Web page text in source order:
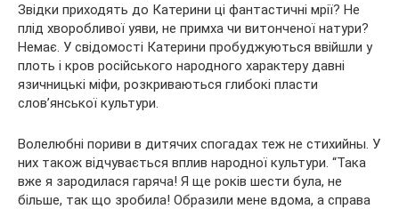
Звідки приходять до Катерини ці фантастичні мрії? Не
плід хворобливої уяви, не примха чи витонченої натури?
Немає. У свідомості Катерини пробуджуються ввійшли у
плоть і кров російського народного характеру давні
язичницькі міфи, розкриваються глибокі пласти
слов’янської культури.
Волелюбні пориви в дитячих спогадах теж не стихийны. У
них також відчувається вплив народної культури. “Така
вже я зародилася гаряча! Я ще років шести була, не
більше, так що зробила! Образили мене вдома, а справа